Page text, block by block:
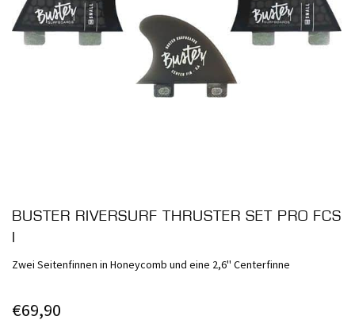
BUSTER RIVERSURF THRUSTER SET PRO FCS
Zwei Seitenfinnen in Honeycomb und eine 2,6'' Centerfinne
€69,90